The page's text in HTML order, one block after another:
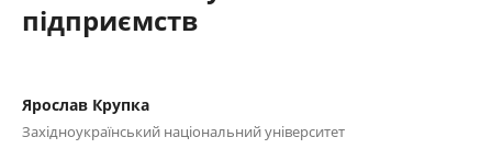
підприємств
Ярослав Крупка
Західноукраїнський національний університет